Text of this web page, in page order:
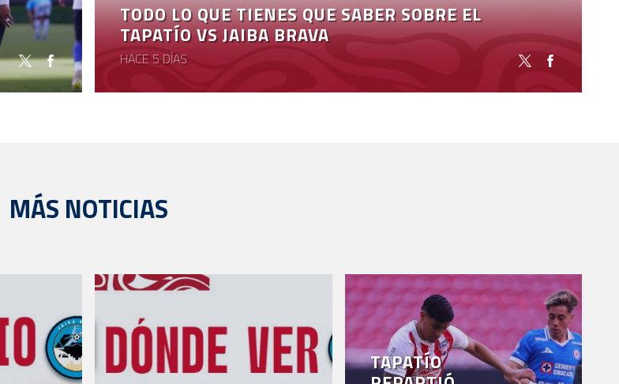
TODO LO QUE TIENES QUE SABER SOBRE EL
TAPATÍO VS JAIBA BRAVA
HACE 5 DÍAS
MÁS NOTICIAS
TAPATÍO